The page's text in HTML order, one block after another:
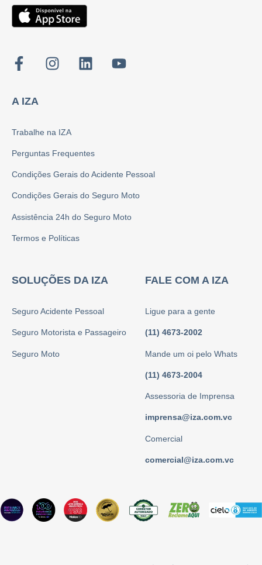
A IZA
Trabalhe na IZA
Perguntas Frequentes
Condições Gerais do Acidente Pessoal
Condições Gerais do Seguro Moto
Assistência 24h do Seguro Moto
Termos e Políticas
SOLUÇÕES DA IZA
Seguro Acidente Pessoal
Seguro Motorista e Passageiro
Seguro Moto
FALE COM A IZA
Ligue para a gente
(11) 4673-2002
Mande um oi pelo Whats
(11) 4673-2004
Assessoria de Imprensa
imprensa@iza.com.vc
Comercial
comercial@iza.com.vc